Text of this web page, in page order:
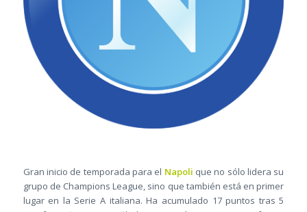
Gran inicio de temporada para el Napoli que no sólo lidera su
grupo de Champions League, sino que también está en primer
lugar en la Serie A italiana. Ha acumulado 17 puntos tras 5